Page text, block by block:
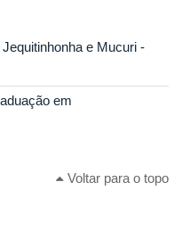
e Mucuri -
em
Voltar para o topo